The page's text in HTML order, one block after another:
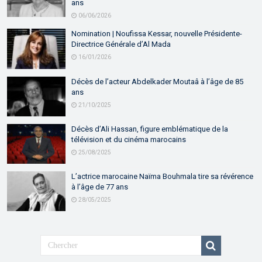
ans
06/06/2026
Nomination | Noufissa Kessar, nouvelle Présidente-
Directrice Générale d’Al Mada
16/01/2026
Décès de l’acteur Abdelkader Moutaâ à l’âge de 85
ans
21/10/2025
Décès d’Ali Hassan, figure emblématique de la
télévision et du cinéma marocains
25/08/2025
L’actrice marocaine Naïma Bouhmala tire sa révérence
à l’âge de 77 ans
28/05/2025